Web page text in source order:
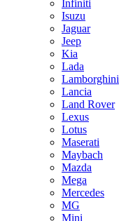
Infiniti
Isuzu
Jaguar
Jeep
Kia
Lada
Lamborghini
Lancia
Land Rover
Lexus
Lotus
Maserati
Maybach
Mazda
Mega
Mercedes
MG
Mini